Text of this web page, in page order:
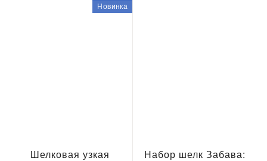
Новинка
Шелковая узкая
Набор шелк Забава: